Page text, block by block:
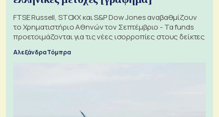
FTSE Russell, STOXX και S&P Dow Jones αναβαθμίζουν
το Χρηματιστήριο Αθηνών τον Σεπτέμβριο - Τα funds
προετοιμάζονται για τις νέες ισορροπίες στους δείκτες
Αλεξάνδρα Τόμπρα